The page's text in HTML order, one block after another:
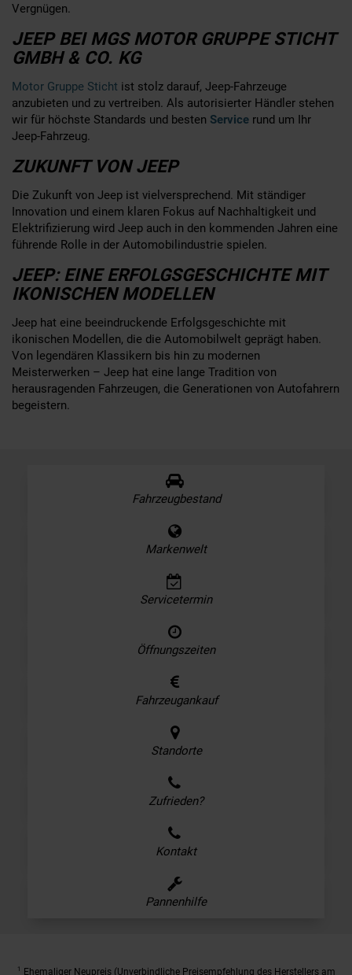
Vergnügen.
JEEP BEI MGS MOTOR GRUPPE STICHT
GMBH & CO. KG
Motor Gruppe Sticht ist stolz darauf, Jeep-Fahrzeuge
anzubieten und zu vertreiben. Als autorisierter Händler stehen
wir für höchste Standards und besten Service rund um Ihr
Jeep-Fahrzeug.
ZUKUNFT VON JEEP
Die Zukunft von Jeep ist vielversprechend. Mit ständiger
Innovation und einem klaren Fokus auf Nachhaltigkeit und
Elektrifizierung wird Jeep auch in den kommenden Jahren eine
führende Rolle in der Automobilindustrie spielen.
JEEP: EINE ERFOLGSGESCHICHTE MIT
IKONISCHEN MODELLEN
Jeep hat eine beeindruckende Erfolgsgeschichte mit
ikonischen Modellen, die die Automobilwelt geprägt haben.
Von legendären Klassikern bis hin zu modernen
Meisterwerken – Jeep hat eine lange Tradition von
herausragenden Fahrzeugen, die Generationen von Autofahrern
begeistern.
Fahrzeugbestand
Markenwelt
Servicetermin
Öffnungszeiten
Fahrzeugankauf
Standorte
Zufrieden?
Kontakt
Pannenhilfe
1 Ehemaliger Neupreis (Unverbindliche Preisempfehlung des Herstellers am